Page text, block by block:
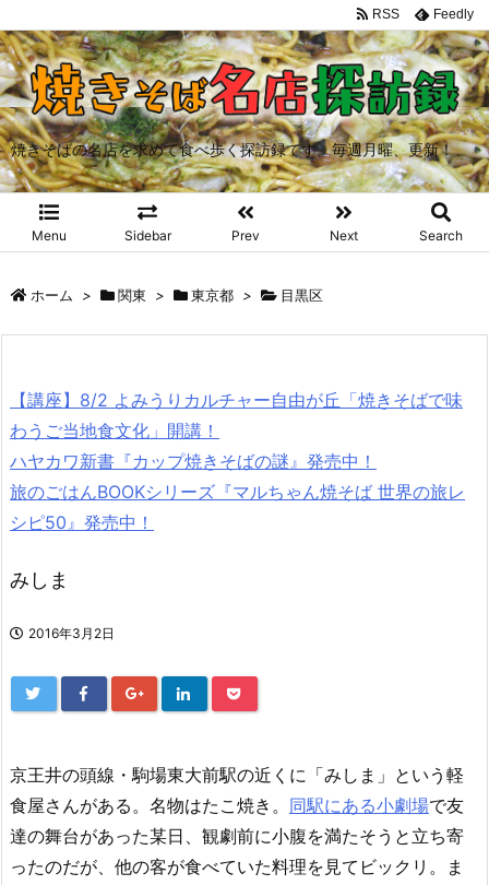
焼きそばの名店を求めて食べ歩く探訪録です。毎週月曜、更新！
Menu Sidebar Prev Next Search
RSS Feedly
ホーム > 関東 > 東京都 > 目黒区
【講座】8/2 よみうりカルチャー自由が丘「焼きそばで味
わうご当地食文化」開講！
ハヤカワ新書『カップ焼きそばの謎』発売中！
旅のごはんBOOKシリーズ『マルちゃん焼そば 世界の旅レ
シピ50』発売中！
みしま
2016年3月2日
京王井の頭線・駒場東大前駅の近くに「みしま」という軽
食屋さんがある。名物はたこ焼き。 同駅にある小劇場で友
達の舞台があった某日、観劇前に小腹を満たそうと立ち寄
ったのだが、他の客が食べていた料理を見てビックリ。ま